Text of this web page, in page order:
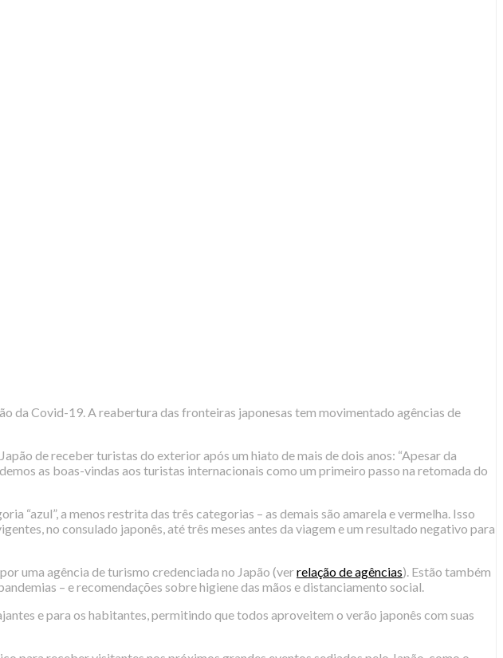
da Covid-19. A reabertura das fronteiras japonesas tem movimentado agências de
de receber turistas do exterior após um hiato de mais de dois anos: “Apesar da
as boas-vindas aos turistas internacionais como um primeiro passo na retomada do
“azul”, a menos restrita das três categorias – as demais são amarela e vermelha. Isso
no consulado japonês, até três meses antes da viagem e um resultado negativo para
uma agência de turismo credenciada no Japão (verrelação de agências). Estão também
– e recomendações sobre higiene das mãos e distanciamento social.
e para os habitantes, permitindo que todos aproveitem o verão japonês com suas